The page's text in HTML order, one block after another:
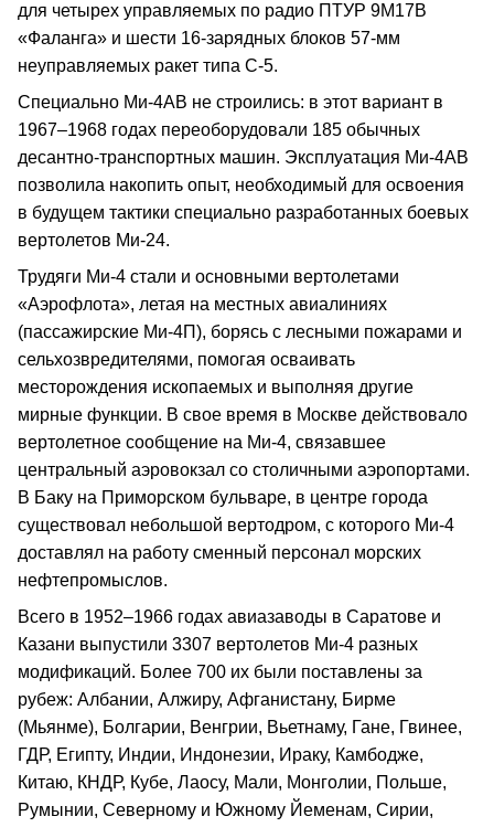
для четырех управляемых по радио ПТУР 9М17В
«Фаланга» и шести 16-зарядных блоков 57-мм
неуправляемых ракет типа С-5.
Специально Ми-4АВ не строились: в этот вариант в
1967–1968 годах переоборудовали 185 обычных
десантно-транспортных машин. Эксплуатация Ми-4АВ
позволила накопить опыт, необходимый для освоения
в будущем тактики специально разработанных боевых
вертолетов Ми-24.
Трудяги Ми-4 стали и основными вертолетами
«Аэрофлота», летая на местных авиалиниях
(пассажирские Ми-4П), борясь с лесными пожарами и
сельхозвредителями, помогая осваивать
месторождения ископаемых и выполняя другие
мирные функции. В свое время в Москве действовало
вертолетное сообщение на Ми-4, связавшее
центральный аэровокзал со столичными аэропортами.
В Баку на Приморском бульваре, в центре города
существовал небольшой вертодром, с которого Ми-4
доставлял на работу сменный персонал морских
нефтепромыслов.
Всего в 1952–1966 годах авиазаводы в Саратове и
Казани выпустили 3307 вертолетов Ми-4 разных
модификаций. Более 700 их были поставлены за
рубеж: Албании, Алжиру, Афганистану, Бирме
(Мьянме), Болгарии, Венгрии, Вьетнаму, Гане, Гвинее,
ГДР, Египту, Индии, Индонезии, Ираку, Камбодже,
Китаю, КНДР, Кубе, Лаосу, Мали, Монголии, Польше,
Румынии, Северному и Южному Йеменам, Сирии,